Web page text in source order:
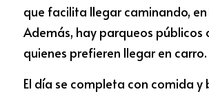
que facilita llegar caminando, en
Además, hay parqueos públicos
quienes prefieren llegar en carro.
El día se completa con comida y